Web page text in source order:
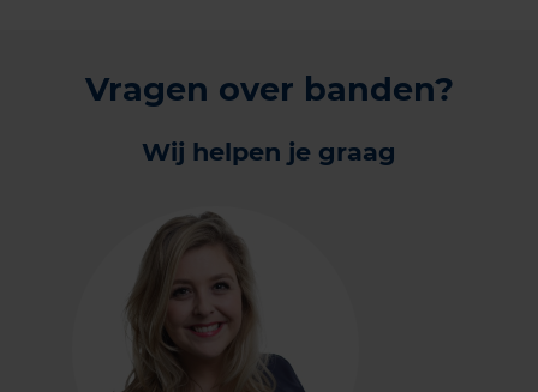
Vragen over banden?
Wij helpen je graag